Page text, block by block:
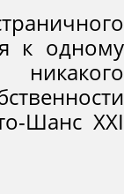
к одному
никакого
Шанс XXI